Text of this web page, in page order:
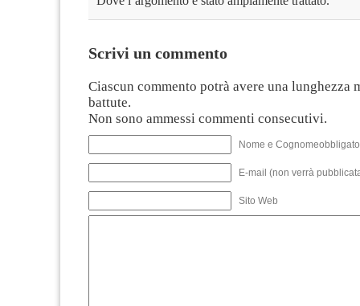
Scrivi un commento
Ciascun commento potrà avere una lunghezza
battute.
Non sono ammessi commenti consecutivi.
Nome e
E-mail (non verrà
Sito Web